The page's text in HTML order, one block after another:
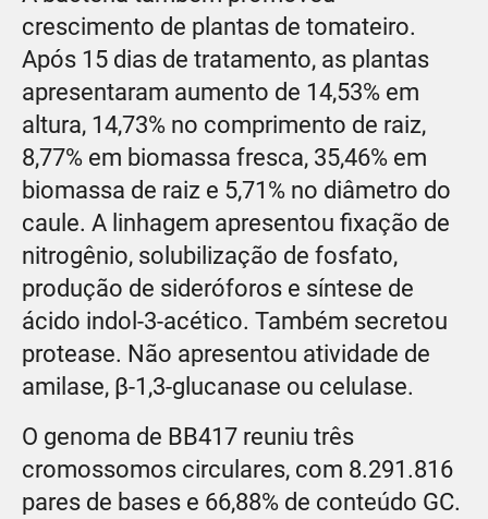
crescimento de plantas de tomateiro.
Após 15 dias de tratamento, as plantas
apresentaram aumento de 14,53% em
altura, 14,73% no comprimento de raiz,
8,77% em biomassa fresca, 35,46% em
biomassa de raiz e 5,71% no diâmetro do
caule. A linhagem apresentou fixação de
nitrogênio, solubilização de fosfato,
produção de sideróforos e síntese de
ácido indol-3-acético. Também secretou
protease. Não apresentou atividade de
amilase, β-1,3-glucanase ou celulase.
O genoma de BB417 reuniu três
cromossomos circulares, com 8.291.816
pares de bases e 66,88% de conteúdo GC.